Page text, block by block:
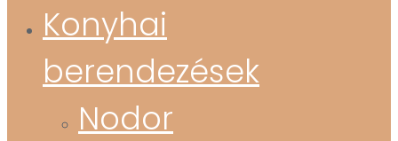
Konyhai
berendezések
Nodor